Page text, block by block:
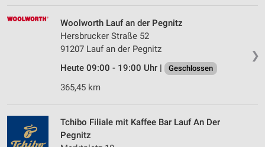
❯
Woolworth Lauf an der Pegnitz
Hersbrucker Straße 52
91207 Lauf an der Pegnitz
Heute 09:00 - 19:00 Uhr |
Geschlossen
365,45 km
Tchibo Filiale mit Kaffee Bar Lauf An Der
Pegnitz
Werbung
Verwendung von Profilen zur Auswahl
personalisierter Werbung
Erstellung von Profilen zur Personalisierung
von Inhalten
personalisierter Inhalte
Messung der Werbeleistung